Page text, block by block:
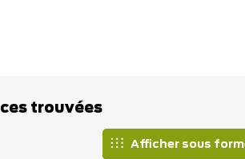
trouvées
Afficher sous